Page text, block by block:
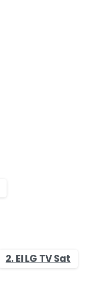
2. El LG TV Sat